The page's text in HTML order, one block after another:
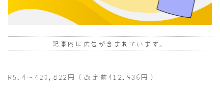
記事内に広告が含まれています。
R5.4～420,822円（改定前412,936円）